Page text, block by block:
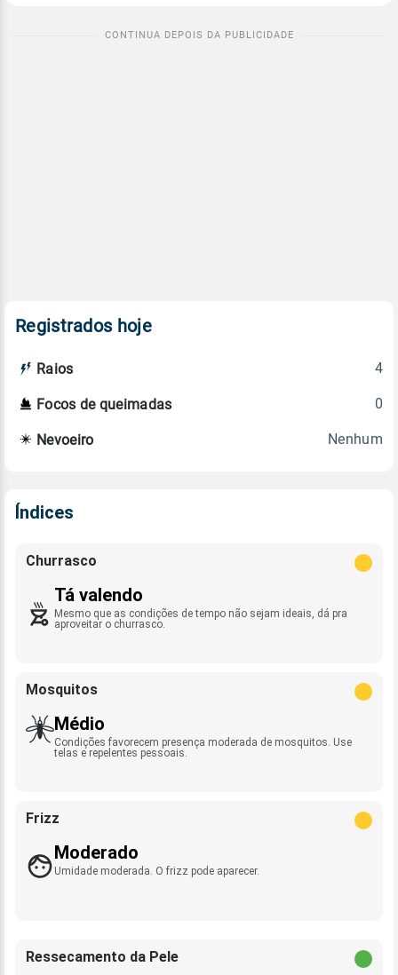
Registrados hoje
Raios 4
Focos de queimadas 0
Nevoeiro Nenhum
Índices
Churrasco
Tá valendo
Mesmo que as condições de tempo não sejam ideais, dá pra
aproveitar o churrasco.
Mosquitos
Médio
Condições favorecem presença moderada de mosquitos. Use
telas e repelentes pessoais.
Frizz
Moderado
Umidade moderada. O frizz pode aparecer.
Ressecamento da Pele